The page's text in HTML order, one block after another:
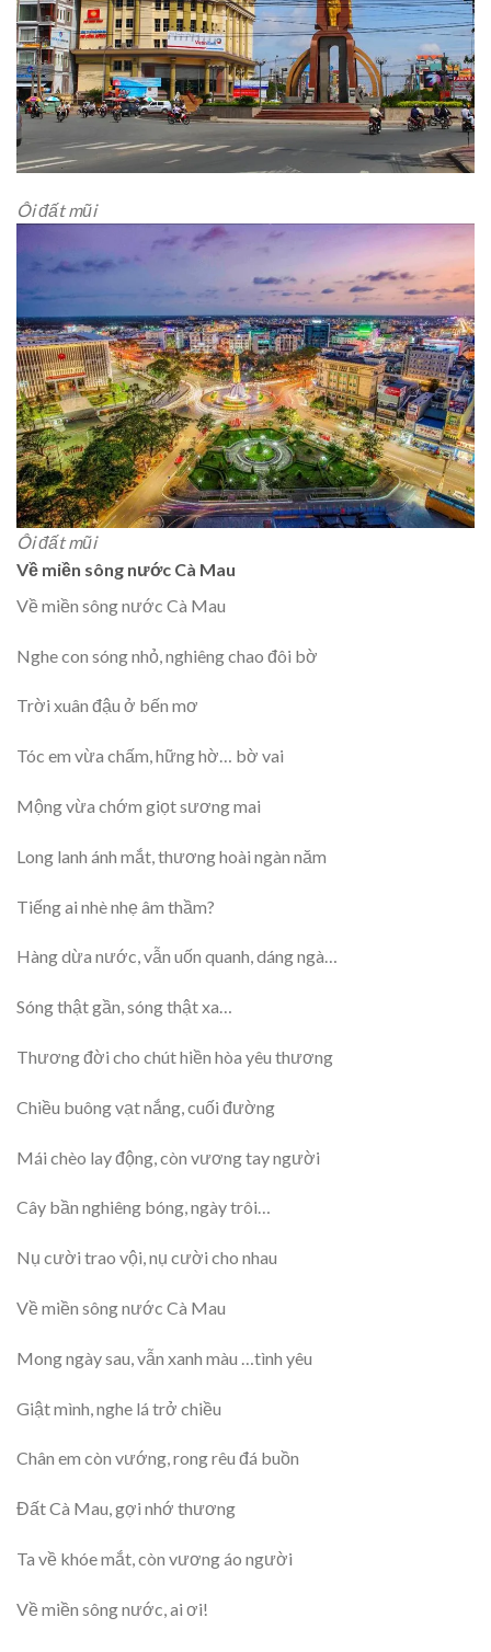
Ôi đất mũi
Ôi đất mũi
Về miền sông nước Cà Mau
Về miền sông nước Cà Mau
Nghe con sóng nhỏ, nghiêng chao đôi bờ
Trời xuân đậu ở bến mơ
Tóc em vừa chấm, hững hờ… bờ vai
Mộng vừa chớm giọt sương mai
Long lanh ánh mắt, thương hoài ngàn năm
Tiếng ai nhè nhẹ âm thầm?
Hàng dừa nước, vẫn uốn quanh, dáng ngà…
Sóng thật gần, sóng thật xa…
Thương đời cho chút hiền hòa yêu thương
Chiều buông vạt nắng, cuối đường
Mái chèo lay động, còn vương tay người
Cây bần nghiêng bóng, ngày trôi…
Nụ cười trao vội, nụ cười cho nhau
Về miền sông nước Cà Mau
Mong ngày sau, vẫn xanh màu …tình yêu
Giật mình, nghe lá trở chiều
Chân em còn vướng, rong rêu đá buồn
Đất Cà Mau, gợi nhớ thương
Ta về khóe mắt, còn vương áo người
Về miền sông nước, ai ơi!